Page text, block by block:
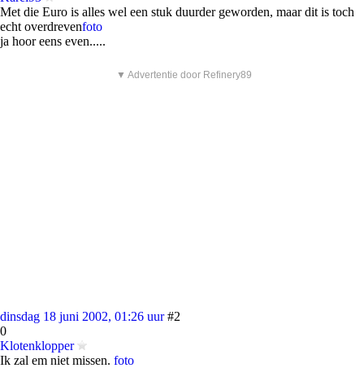
Met die Euro is alles wel een stuk duurder geworden, maar dit is toch
echt overdrevenfoto
ja hoor eens even.....
▼ Advertentie door Refinery89
dinsdag 18 juni 2002, 01:26 uur #2
0
Klotenklopper
Ik zal em niet missen. foto